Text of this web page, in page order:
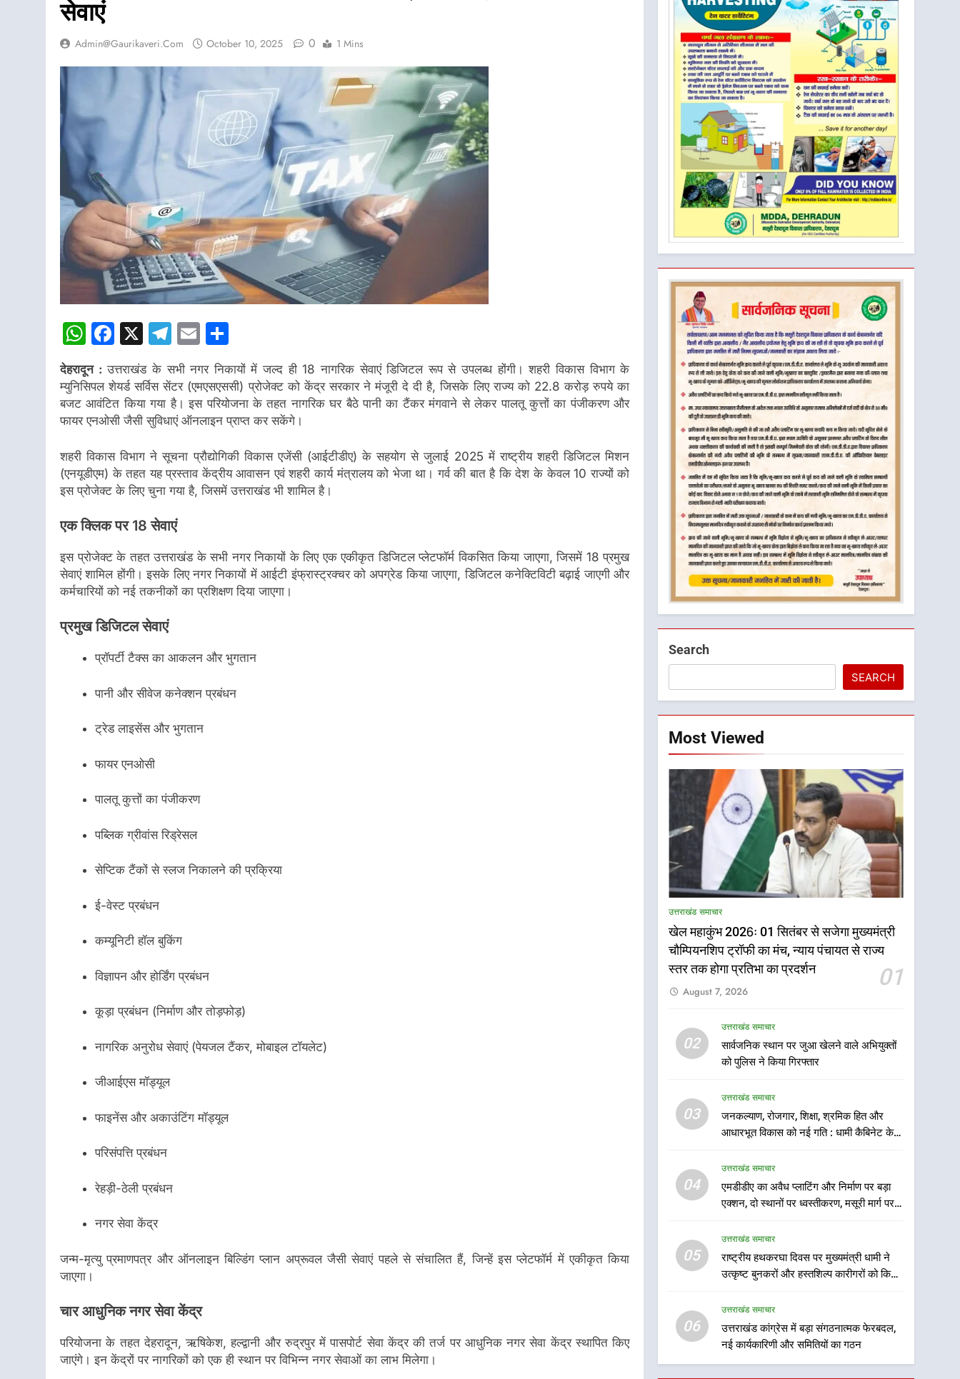
सेवाएं
Admin@gaurikaveri.com October 10, 2025 0 1 Mins
WhatsApp
Facebook
X Telegram
Email
देहरादून : उत्तराखंड के सभी नगर निकायों में जल्द ही 18 नागरिक सेवाएं डिजिटल रूप से उपलब्ध होंगी। शहरी विकास विभाग के
म्युनिसिपल शेयर्ड सर्विस सेंटर (एमएसएससी) प्रोजेक्ट को केंद्र सरकार ने मंजूरी दे दी है, जिसके लिए राज्य को 22.8 करोड़ रुपये का
बजट आवंटित किया गया है। इस परियोजना के तहत नागरिक घर बैठे पानी का टैंकर मंगवाने से लेकर पालतू कुत्तों का पंजीकरण और
फायर एनओसी जैसी सुविधाएं ऑनलाइन प्राप्त कर सकेंगे।
शहरी विकास विभाग ने सूचना प्रौद्योगिकी विकास एजेंसी (आईटीडीए) के सहयोग से जुलाई 2025 में राष्ट्रीय शहरी डिजिटल मिशन
(एनयूडीएम) के तहत यह प्रस्ताव केंद्रीय आवासन एवं शहरी कार्य मंत्रालय को भेजा था। गर्व की बात है कि देश के केवल 10 राज्यों को
इस प्रोजेक्ट के लिए चुना गया है, जिसमें उत्तराखंड भी शामिल है।
एक क्लिक पर 18 सेवाएं
इस प्रोजेक्ट के तहत उत्तराखंड के सभी नगर निकायों के लिए एक एकीकृत डिजिटल प्लेटफॉर्म विकसित किया जाएगा, जिसमें 18 प्रमुख
सेवाएं शामिल होंगी। इसके लिए नगर निकायों में आईटी इंफ्रास्ट्रक्चर को अपग्रेड किया जाएगा, डिजिटल कनेक्टिविटी बढ़ाई जाएगी और
कर्मचारियों को नई तकनीकों का प्रशिक्षण दिया जाएगा।
प्रमुख डिजिटल सेवाएं
प्रॉपर्टी टैक्स का आकलन और भुगतान
पानी और सीवेज कनेक्शन प्रबंधन
ट्रेड लाइसेंस और भुगतान
फायर एनओसी
पालतू कुत्तों का पंजीकरण
पब्लिक ग्रीवांस रिड्रेसल
सेप्टिक टैंकों से स्लज निकालने की प्रक्रिया
ई-वेस्ट प्रबंधन
कम्यूनिटी हॉल बुकिंग
विज्ञापन और होर्डिंग प्रबंधन
कूड़ा प्रबंधन (निर्माण और तोड़फोड़)
नागरिक अनुरोध सेवाएं (पेयजल टैंकर, मोबाइल टॉयलेट)
जीआईएस मॉड्यूल
फाइनेंस और अकाउंटिंग मॉड्यूल
परिसंपत्ति प्रबंधन
रेहड़ी-ठेली प्रबंधन
नगर सेवा केंद्र
जन्म-मृत्यु प्रमाणपत्र और ऑनलाइन बिल्डिंग प्लान अप्रूवल जैसी सेवाएं पहले से संचालित हैं, जिन्हें इस प्लेटफॉर्म में एकीकृत किया
जाएगा।
चार आधुनिक नगर सेवा केंद्र
परियोजना के तहत देहरादून, ऋषिकेश, हल्द्वानी और रुद्रपुर में पासपोर्ट सेवा केंद्र की तर्ज पर आधुनिक नगर सेवा केंद्र स्थापित किए
जाएंगे। इन केंद्रों पर नागरिकों को एक ही स्थान पर विभिन्न नगर सेवाओं का लाभ मिलेगा।
Search
SEARCH
Most Viewed
उत्तराखंड समाचार
खेल महाकुंभ 2026ः 01 सितंबर से सजेगा मुख्यमंत्री
चौम्पियनशिप ट्रॉफी का मंच, न्याय पंचायत से राज्य
स्तर तक होगा प्रतिभा का प्रदर्शन
01
August 7, 2026
02
उत्तराखंड समाचार
सार्वजनिक स्थान पर जुआ खेलने वाले अभियुक्तों
को पुलिस ने किया गिरफ्तार
03
उत्तराखंड समाचार
जनकल्याण, रोजगार, शिक्षा, श्रमिक हित और
आधारभूत विकास को नई गति : धामी कैबिनेट के
04
उत्तराखंड समाचार
एमडीडीए का अवैध प्लाटिंग और निर्माण पर बड़ा
एक्शन, दो स्थानों पर ध्वस्तीकरण, मसूरी मार्ग पर
05
उत्तराखंड समाचार
राष्ट्रीय हथकरघा दिवस पर मुख्यमंत्री धामी ने
उत्कृष्ट बुनकरों और हस्तशिल्प कारीगरों को किया
06
उत्तराखंड समाचार
उत्तराखंड कांग्रेस में बड़ा संगठनात्मक फेरबदल,
नई कार्यकारिणी और समितियों का गठन
5
राष्ट्रीय हथकरघा दिवस पर
मुख्यमंत्री धामी ने उत्कृष्ट बुनकरों
सम्मानित
6
उत्तराखंड कांग्रेस में बड़ा
कार्यकारिणी और समितियों का
गठन
उत्तराखंड समाचार
7
मुख्यमंत्री धामी बोले- युवाओं को
हजारों पदों पर की जाएगी भर्ती
उत्तराखंड समाचार
से जुड़ी 12 किमी ग्रीनफील्ड
बाईपास परियोजना का डीएम ने
किया निरीक्षण; समयबद्ध एवं
गुणवत्तापूर्ण निर्माण सुनिश्चित करने
उत्तराखंड समाचार
1
खेल महाकुंभ 2026ः 01 सितंबर